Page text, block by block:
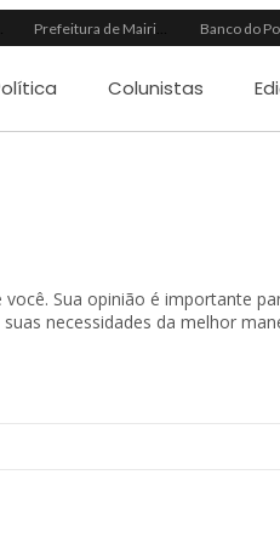
Colunistas
Sua opinião é importante
necessidades da melhor